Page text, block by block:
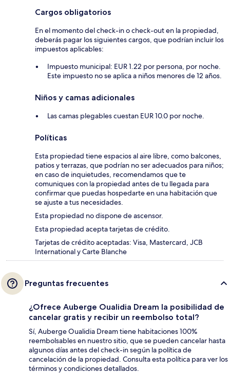
Cargos obligatorios
En el momento del check-in o check-out en la propiedad,
deberás pagar los siguientes cargos, que podrían incluir los
impuestos aplicables:
Impuesto municipal: EUR 1.22 por persona, por noche.
Este impuesto no se aplica a niños menores de 12 años.
Niños y camas adicionales
Las camas plegables cuestan EUR 10.0 por noche.
Políticas
Esta propiedad tiene espacios al aire libre, como balcones,
patios y terrazas, que podrían no ser adecuados para niños;
en caso de inquietudes, recomendamos que te
comuniques con la propiedad antes de tu llegada para
confirmar que puedas hospedarte en una habitación que
se ajuste a tus necesidades.
Esta propiedad no dispone de ascensor.
Esta propiedad acepta tarjetas de crédito.
Tarjetas de crédito aceptadas: Visa, Mastercard, JCB
International y Carte Blanche
Preguntas frecuentes
¿Ofrece Auberge Oualidia Dream la posibilidad de
cancelar gratis y recibir un reembolso total?
Sí, Auberge Oualidia Dream tiene habitaciones 100%
reembolsables en nuestro sitio, que se pueden cancelar hasta
algunos días antes del check-in según la política de
cancelación de la propiedad. Consulta esta política para ver los
términos y condiciones detallados.